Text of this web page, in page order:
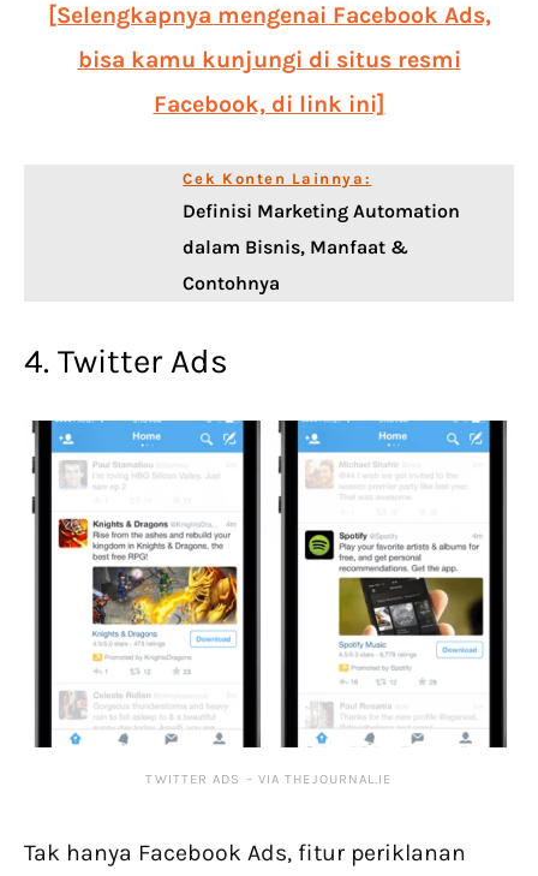
[Selengkapnya mengenai Facebook Ads,
bisa kamu kunjungi di situs resmi
Facebook, di link ini]
Cek Konten Lainnya:
Definisi Marketing Automation
dalam Bisnis, Manfaat &
Contohnya
4. Twitter Ads
TWITTER ADS – VIA THEJOURNAL.IE
Tak hanya Facebook Ads, fitur periklanan